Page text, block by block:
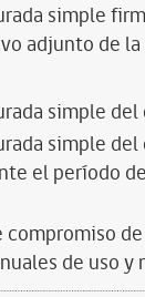
simple
adjunto de
simple
simple
el período
de uso